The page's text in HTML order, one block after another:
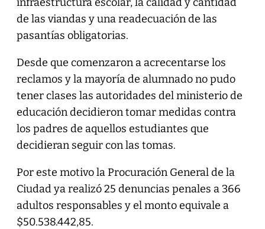
de las viandas y una readecuación de las
pasantías obligatorias.
Desde que comenzaron a acrecentarse los
reclamos y la mayoría de alumnado no pudo
tener clases las autoridades del ministerio de
educación decidieron tomar medidas contra
los padres de aquellos estudiantes que
decidieran seguir con las tomas.
Por este motivo la Procuración General de la
Ciudad ya realizó 25 denuncias penales a 366
adultos responsables y el monto equivale a
$50.538.442,85.